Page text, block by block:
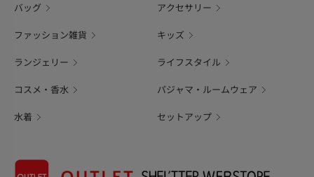
バッグ アクセサリー
ファッション雑貨 キッズ
ランジェリー ライフスタイル
コスメ・香水 パジャマ・ルームウェア
水着 セットアップ